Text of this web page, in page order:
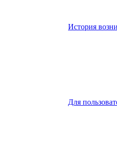
История
Для